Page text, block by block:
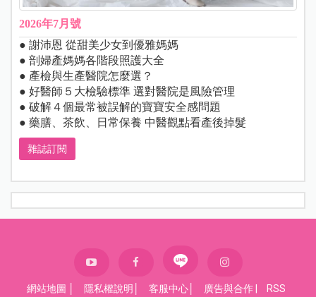
2026年7月號
● 謝沛恩 從甜美少女到優雅媽媽
● 剖婦產媽媽各階段照護大全
● 產檢與生產醫院怎麼選？
● 好醫師５大檢驗標準 選對醫院是風險管理
● 破解４個最常被誤解的寶寶安全感問題
● 藥膳、茶飲、日常保養 中醫觀點看產後掉髮
雜誌訂閱
網站地圖 隱私權說明 客服中心 廣告與合作 RSS